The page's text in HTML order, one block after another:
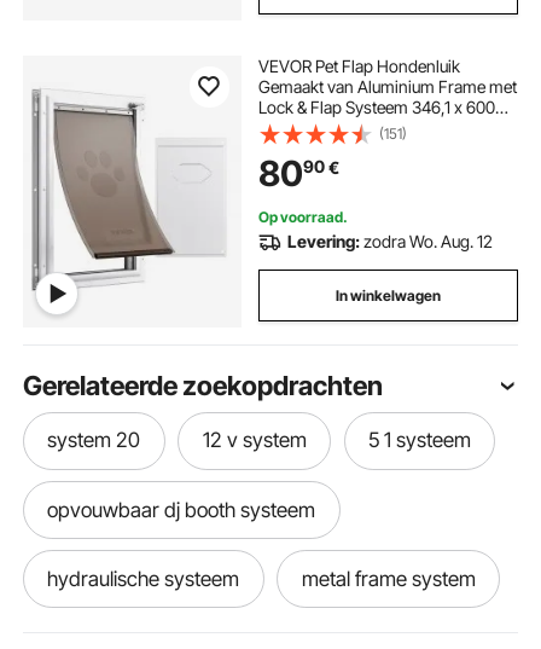
VEVOR Pet Flap Hondenluik
Gemaakt van Aluminium Frame met
Lock & Flap Systeem 346,1 x 600
mm, Weerbestendig Hondenluik
Huisdierdeur Geschikt voor Katten
Honden Kittens (Wit-XL)
Eenvoudige Installatie
(151)
8090€
Op voorraad.
Levering:zodra Wo. Aug. 12
In winkelwagen
Gerelateerde zoekopdrachten
system 20 12 v system 5 1 systeem
opvouwbaar dj booth systeem
hydraulische systeem metal frame system